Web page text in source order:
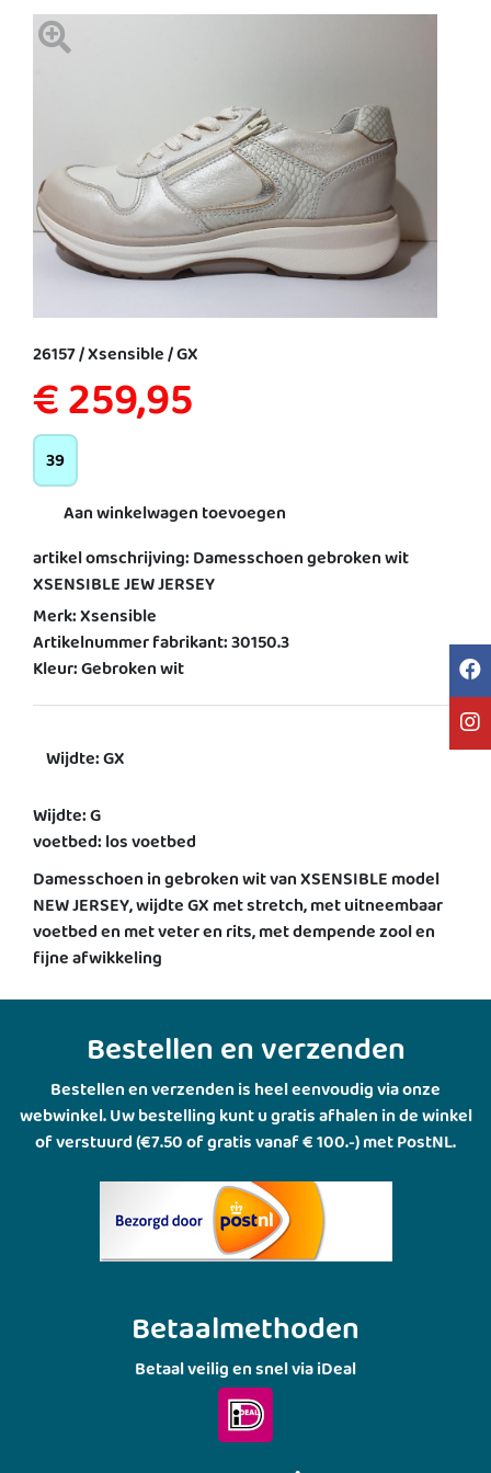
26157 / Xsensible / GX
€ 259,95
39
Aan winkelwagen toevoegen
artikel omschrijving: Damesschoen gebroken wit
XSENSIBLE JEW JERSEY
Merk: Xsensible
Artikelnummer fabrikant: 30150.3
Kleur: Gebroken wit
Wijdte: GX
Wijdte: G
voetbed: los voetbed
Damesschoen in gebroken wit van XSENSIBLE model
NEW JERSEY, wijdte GX met stretch, met uitneembaar
voetbed en met veter en rits, met dempende zool en
fijne afwikkeling
Bestellen en verzenden
Bestellen en verzenden is heel eenvoudig via onze
webwinkel. Uw bestelling kunt u gratis afhalen in de winkel
of verstuurd (€7.50 of gratis vanaf € 100.-) met PostNL.
Betaalmethoden
Betaal veilig en snel via iDeal